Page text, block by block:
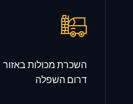
השכרת מכולות באזור
דרום השפלה